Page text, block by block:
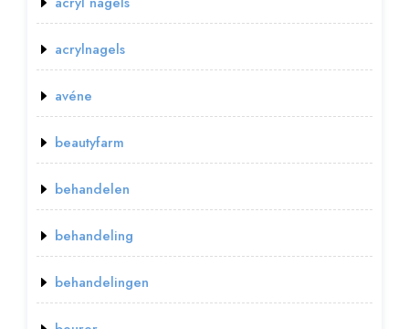
acrylnagels
avéne
beautyfarm
behandelen
behandeling
behandelingen